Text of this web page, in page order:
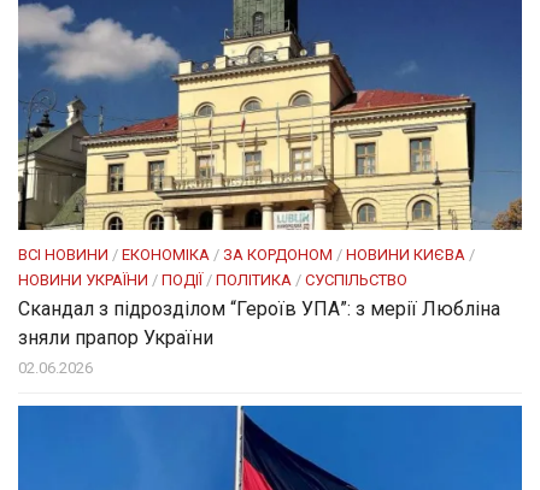
ВСІ НОВИНИ / ЕКОНОМІКА / ЗА КОРДОНОМ / НОВИНИ КИЄВА /
НОВИНИ УКРАЇНИ / ПОДІЇ / ПОЛІТИКА / СУСПІЛЬСТВО
Скандал з підрозділом “Героїв УПА”: з мерії Любліна
зняли прапор України
02.06.2026